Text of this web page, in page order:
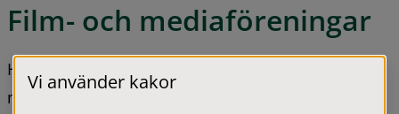
Film- och mediaföreningar
Hitta mer information om våra film- och
mediaföreningar i listan nedan. Genom att besöka
Vi använder kakor